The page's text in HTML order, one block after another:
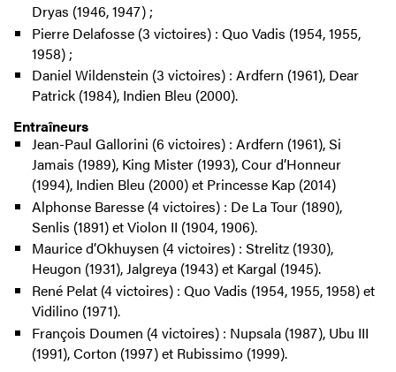
Dryas (1946, 1947) ;
Pierre Delafosse (3 victoires) : Quo Vadis (1954, 1955,
1958) ;
Daniel Wildenstein (3 victoires) : Ardfern (1961), Dear
Patrick (1984), Indien Bleu (2000).
Entraîneurs
Jean-Paul Gallorini (6 victoires) : Ardfern (1961), Si
Jamais (1989), King Mister (1993), Cour d’Honneur
(1994), Indien Bleu (2000) et Princesse Kap (2014)
Alphonse Baresse (4 victoires) : De La Tour (1890),
Senlis (1891) et Violon II (1904, 1906).
Maurice d’Okhuysen (4 victoires) : Strelitz (1930),
Heugon (1931), Jalgreya (1943) et Kargal (1945).
René Pelat (4 victoires) : Quo Vadis (1954, 1955, 1958) et
Vidilino (1971).
François Doumen (4 victoires) : Nupsala (1987), Ubu III
(1991), Corton (1997) et Rubissimo (1999).